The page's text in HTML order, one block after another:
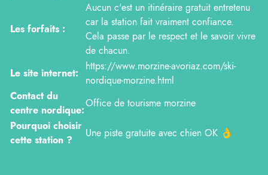
Les forfaits :
Aucun c'est un itinéraire gratuit entretenu
car la station fait vraiment confiance.
Cela passe par le respect et le savoir vivre
de chacun.
Le site internet:
https://www.morzine-avoriaz.com/ski-
nordique-morzine.html
Contact du
centre nordique:
Office de tourisme morzine
Pourquoi choisir
cette station ?
Une piste gratuite avec chien OK 👌